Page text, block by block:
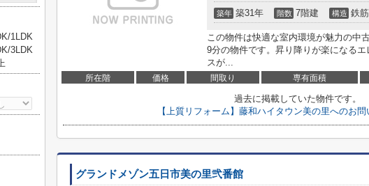
築年 築31年 階数 7階建 構造 鉄
この物件は快適な室内環境が魅力の中
9分の物件です。昇り降りが楽になる
スが...
所在階 価格 間取り 専有面積
過去に掲載していた物件です。
【上質リフォーム】藤和ハイタウン美の里へのお
グランドメゾン五日市美の里弐番館
1LDK
3LDK